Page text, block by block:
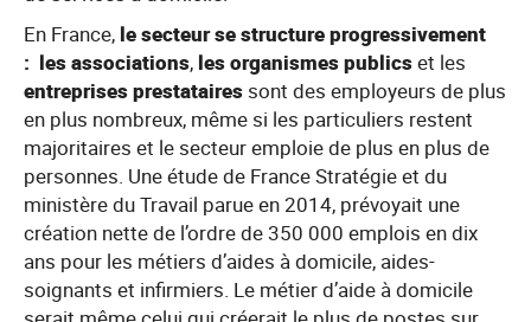
En France, le secteur se structure progressivement
: les associations, les organismes publicset les
entreprises prestataires sont des employeurs de plus
en plus nombreux, même si les particuliers restent
majoritaires et le secteur emploie de plus en plus de
personnes. Une étude de France Stratégie et du
ministère du Travail parue en 2014, prévoyait une
création nette de l’ordre de 350 000 emplois en dix
ans pour les métiers d’aides à domicile, aides-
soignants et infirmiers. Le métier d’aide à domicile